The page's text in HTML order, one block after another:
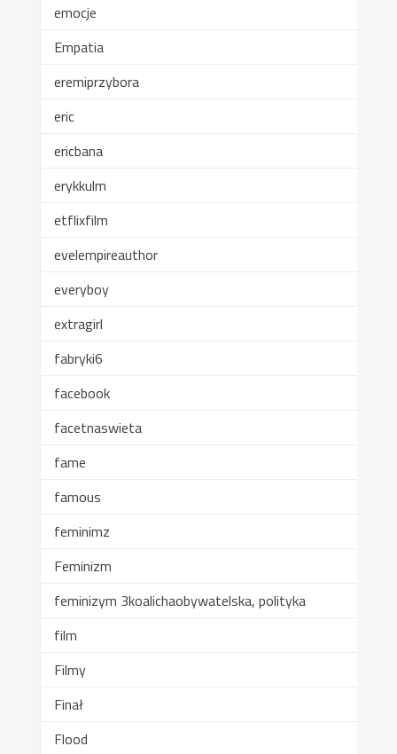
emocje
Empatia
eremiprzybora
eric
ericbana
erykkulm
etflixfilm
evelempireauthor
everyboy
extragirl
fabryki6
facebook
facetnaswieta
fame
famous
feminimz
Feminizm
feminizym 3koalichaobywatelska, polityka
film
Filmy
Finał
Flood